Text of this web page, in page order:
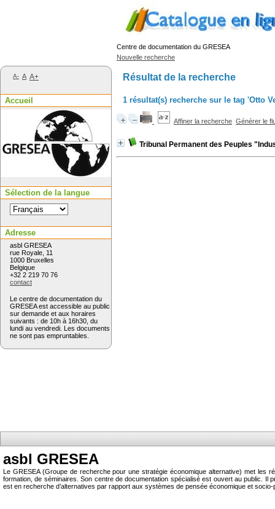
Centre de documentation du GRESEA
Nouvelle recherche
Résultat de la recherche
1 résultat(s) recherche sur le tag 'Otto
Affiner la recherche Générer le
Tribunal Permanent des Peuples
asbl GRESEA
Le GRESEA (Groupe de recherche pour une stratégie économique alternative) met les
formation, de séminaires. Son centre de documentation spécialisé est ouvert au public.
est en recherche d’alternatives par rapport aux systèmes de pensée économique et socio-
A- A A+
Accueil
Sélection de la langue
Adresse
asbl GRESEA
rue Royale, 11
1000 Bruxelles
Belgique
+32 2 219 70 76
contact
Le centre de documentation du
GRESEA est accessible au public
sur demande et aux horaires
suivants : de 10h à 16h30, du
lundi au vendredi. Les documents
ne sont pas empruntables.